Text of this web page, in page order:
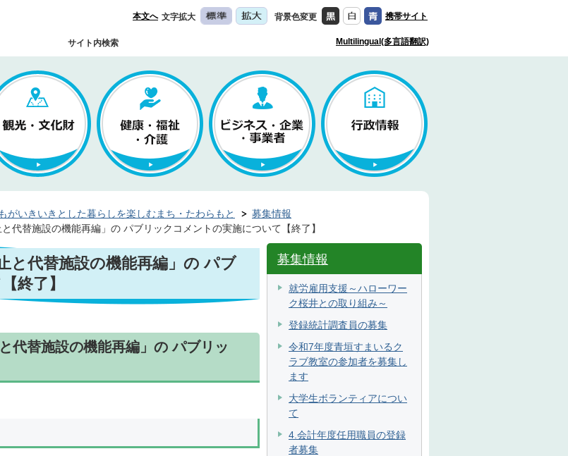
本文へ 文字拡大 背景色変更 携帯サイト
サイト内検索 Multilingual(多言語翻訳)
がいきいきとした暮らしを楽しむまち・たわらもと
募集情報
代替施設の機能再編」の パブリックコメントの実施について【終了】
と代替施設の機能再編」の パブ
終了】
代替施設の機能再編」の パブリッ
募集情報
就労雇用支援～ハローワー
ク桜井との取り組み～
登録統計調査員の募集
令和7年度青垣すまいるク
ラブ教室の参加者を募集し
ます
大学生ボランティアについ
て
4.会計年度任用職員の登録
者募集